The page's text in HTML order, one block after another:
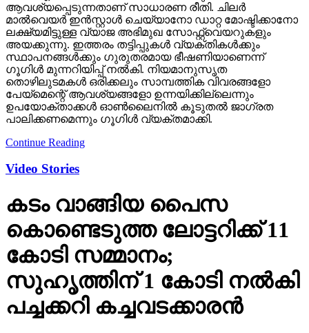
ആവശ്യപ്പെടുന്നതാണ് സാധാരണ രീതി. ചിലര്‍
മാല്‍വെയര്‍ ഇന്‍സ്റ്റാള്‍ ചെയ്യാനോ ഡാറ്റ മോഷ്ടിക്കാനോ
ലക്ഷ്യമിട്ടുള്ള വ്യാജ അഭിമുഖ സോഫ്റ്റ്‌വെയറുകളും
അയക്കുന്നു. ഇത്തരം തട്ടിപ്പുകള്‍ വ്യക്തികള്‍ക്കും
സ്ഥാപനങ്ങള്‍ക്കും ഗുരുതരമായ ഭീഷണിയാണെന്ന്
ഗൂഗിള്‍ മുന്നറിയിപ്പ് നല്‍കി. നിയമാനുസൃത
തൊഴിലുടമകള്‍ ഒരിക്കലും സാമ്പത്തിക വിവരങ്ങളോ
പേയ്‌മെന്റെ് ആവശ്യങ്ങളോ ഉന്നയിക്കില്ലെന്നും
ഉപയോക്താക്കള്‍ ഓണ്‍ലൈനില്‍ കൂടുതല്‍ ജാഗ്രത
പാലിക്കണമെന്നും ഗൂഗിള്‍ വ്യക്തമാക്കി.
Continue Reading
Video Stories
കടം വാങ്ങിയ പൈസ
കൊണ്ടെടുത്ത ലോട്ടറിക്ക് 11
കോടി സമ്മാനം;
സുഹൃത്തിന് 1 കോടി നല്‍കി
പച്ചക്കറി കച്ചവടക്കാരന്‍